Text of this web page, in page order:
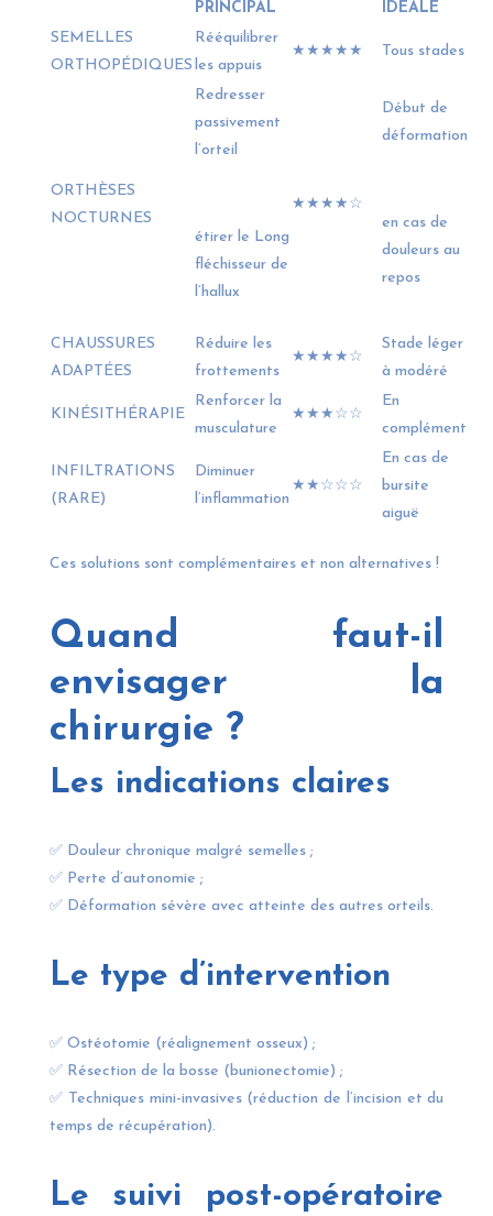
PRINCIPAL
IDÉALE
SEMELLES
ORTHOPÉDIQUES
Rééquilibrer
les appuis
★★★★★ Tous stades
ORTHÈSES
NOCTURNES
Redresser
passivement
l’orteil
étirer le Long
fléchisseur de
l’hallux
★★★★☆
Début de
déformation
en cas de
douleurs au
repos
CHAUSSURES
ADAPTÉES
Réduire les
frottements
★★★★☆
Stade léger
à modéré
KINÉSITHÉRAPIE
Renforcer la
musculature
★★★☆☆
En
complément
INFILTRATIONS
(RARE)
Diminuer
l’inflammation
★★☆☆☆
En cas de
bursite
aiguë
Ces solutions sont complémentaires et non alternatives !
Quand faut-il
envisager la
chirurgie ?
Les indications claires
✅ Douleur chronique malgré semelles ;
✅ Perte d’autonomie ;
✅ Déformation sévère avec atteinte des autres orteils.
Le type d’intervention
✅ Ostéotomie (réalignement osseux) ;
✅ Résection de la bosse (bunionectomie) ;
✅ Techniques mini-invasives (réduction de l’incision et du
temps de récupération).
Le suivi post-opératoire